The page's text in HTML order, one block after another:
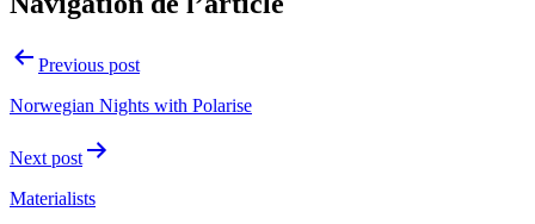
Previous post
Norwegian Nights with Polarise
Next post
Materialists